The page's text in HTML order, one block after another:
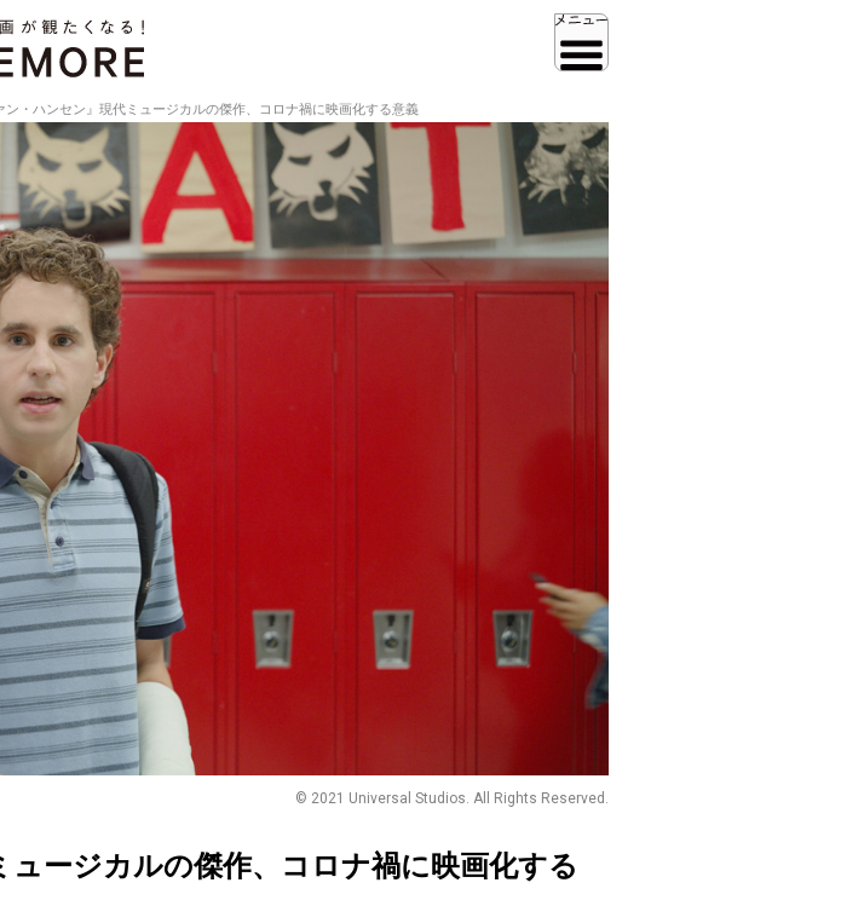
ン・ハンセン』現代ミュージカルの傑作、コロナ禍に映画化する意義
© 2021 Universal Studios. All Rights Reserved.
ュージカルの傑作、コロナ禍に映画化する